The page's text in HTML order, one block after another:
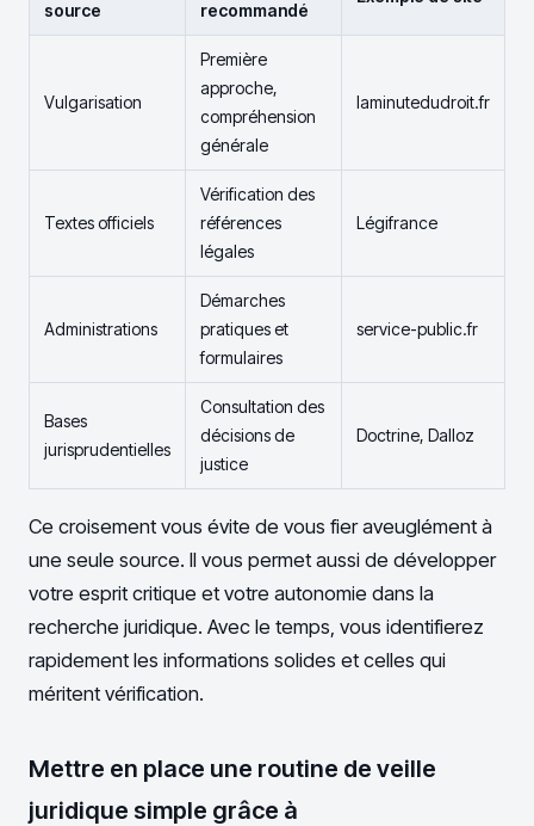
source recommandé
Vulgarisation
Première
approche,
compréhension
générale
laminutedudroit.fr
Textes officiels
Vérification des
références
légales
Légifrance
Administrations
Démarches
pratiques et
formulaires
service-public.fr
Bases
jurisprudentielles
Consultation des
décisions de
justice
Doctrine, Dalloz
Ce croisement vous évite de vous fier aveuglément à
une seule source. Il vous permet aussi de développer
votre esprit critique et votre autonomie dans la
recherche juridique. Avec le temps, vous identifierez
rapidement les informations solides et celles qui
méritent vérification.
Mettre en place une routine de veille
juridique simple grâce à